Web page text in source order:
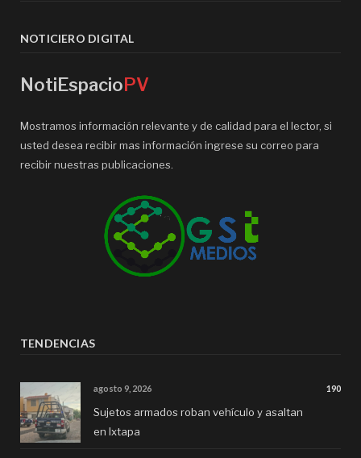
NOTICIERO DIGITAL
NotiEspacioPV
Mostramos información relevante y de calidad para el lector, si
usted desea recibir mas información ingrese su correo para
recibir nuestras publicaciones.
TENDENCIAS
agosto 9, 2026 190
Sujetos armados roban vehículo y asaltan
en Ixtapa